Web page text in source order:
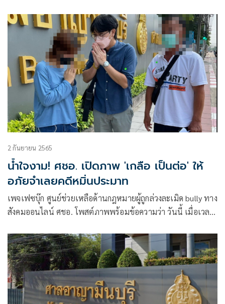
2 กันยายน 2565
น้ำใจงาม! ศชอ. เปิดภาพ 'เกลือ เป็นต่อ' ให้
อภัยจำเลยคดีหมิ่นประมาท
เพจเฟซบุ๊ก ศูนย์ช่วยเหลือด้านกฎหมายผู้ถูกล่วงละเมิด bully ทาง
สังคมออนไลน์ ศชอ. โพสต์ภาพพร้อมข้อความว่า วันนี้ เมื่อเวลา
เป็นต่อ นักแสดงและพิธีกรรายการทีวีชื่อดัง ได้มาขึ้นศาลใน
ฐานะโจทก์ที่ได้ยื่นฟ้อง